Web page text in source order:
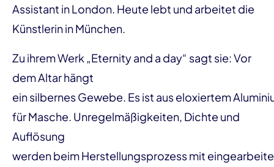
Assistant in London. Heute lebt und arbeitet die
Künstlerin in München.
Zu ihrem Werk „Eternity and a day“ sagt sie: Vor
dem Altar hängt
ein silbernes Gewebe. Es ist aus eloxiertem
für Masche. Unregelmäßigkeiten, Dichte und
Auflösung
werden beim Herstellungsprozess mit